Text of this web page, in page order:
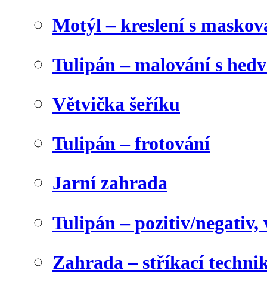
Motýl – kreslení s
Tulipán – malování s
Větvička šeříku
Tulipán – frotování
Jarní zahrada
Tulipán – pozitiv/negativ,
Zahrada – stříkací